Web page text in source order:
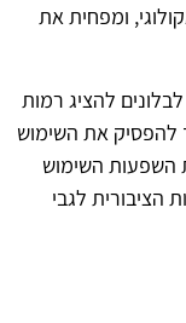
ומפחית את
להציג רמות
להפסיק את השימוש
השפעות השימוש
הציבורית לגבי